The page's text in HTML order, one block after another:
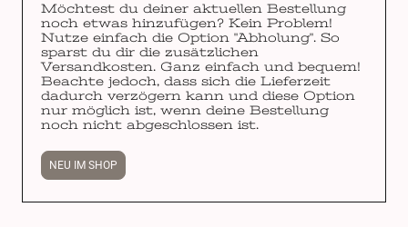
Möchtest du deiner aktuellen Bestellung
noch etwas hinzufügen? Kein Problem!
Nutze einfach die Option "Abholung". So
sparst du dir die zusätzlichen
Versandkosten. Ganz einfach und bequem!
Beachte jedoch, dass sich die Lieferzeit
dadurch verzögern kann und diese Option
nur möglich ist, wenn deine Bestellung
noch nicht abgeschlossen ist.
NEU IM SHOP